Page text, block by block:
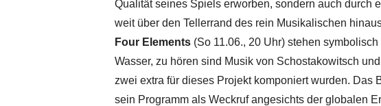
Qualität seines Spiels erworben, sondern auch durch
weit über den Tellerrand des rein Musikalischen
Four Elements (So 11.06., 20 Uhr) stehen
Wasser, zu hören sind Musik von Schostakowitsch
zwei extra für dieses Projekt komponiert wurden. Das
sein Programm als Weckruf angesichts der globalen